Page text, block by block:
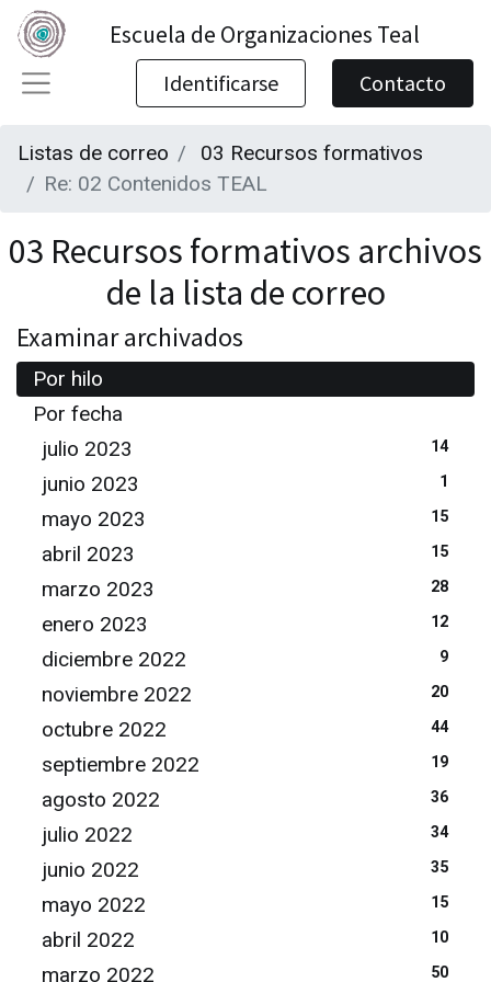
Escuela de Organizaciones Teal
Identificarse Contacto
Listas de correo
03 Recursos formativos
Re: 02 Contenidos TEAL
03 Recursos formativos archivos
de la lista de correo
Examinar archivados
Por hilo
Por fecha
julio 2023
14
junio 2023 1
mayo 2023 15
abril 2023 15
marzo 2023 28
enero 2023 12
diciembre 2022 9
noviembre 2022 20
octubre 2022 44
septiembre 2022 19
agosto 2022 36
julio 2022 34
junio 2022 35
mayo 2022 15
abril 2022 10
marzo 2022 50